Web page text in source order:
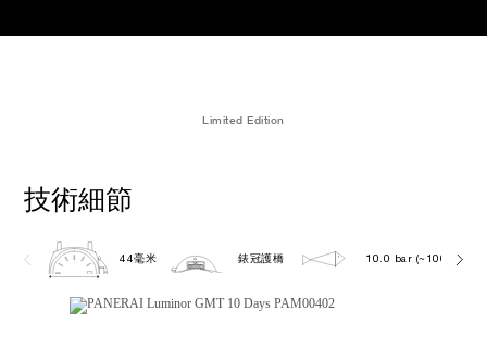
Limited Edition
技術細節
44毫米 錶冠護橋 10.0 bar (~100.0